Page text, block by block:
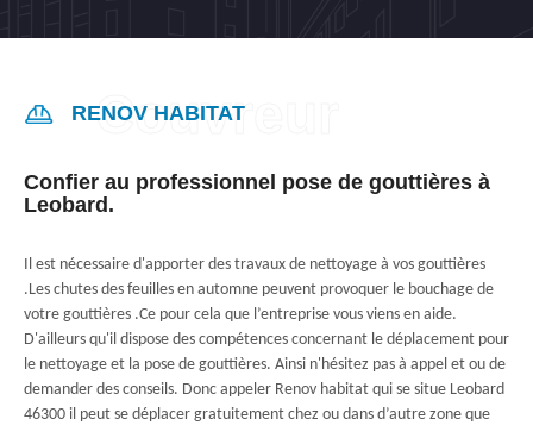
RENOV HABITAT
Confier au professionnel pose de gouttières à
Leobard.
Il est nécessaire d'apporter des travaux de nettoyage à vos gouttières
.Les chutes des feuilles en automne peuvent provoquer le bouchage de
votre gouttières .Ce pour cela que l’entreprise vous viens en aide.
D'ailleurs qu'il dispose des compétences concernant le déplacement pour
le nettoyage et la pose de gouttières. Ainsi n'hésitez pas à appel et ou de
demander des conseils. Donc appeler Renov habitat qui se situe Leobard
46300 il peut se déplacer gratuitement chez ou dans d’autre zone que